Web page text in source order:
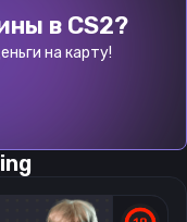
в CS2?
на карту!